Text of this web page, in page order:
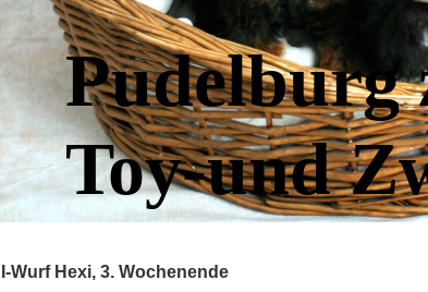
Pudelburg
Toy-und
I-Wurf Hexi, 3. Wochenende